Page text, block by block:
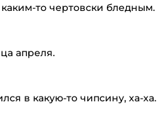
то чертовски бледным.
апреля.
в какую-то чипсину, ха-ха.